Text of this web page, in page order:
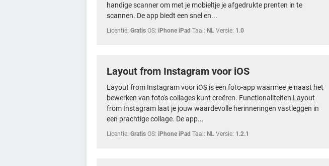
handige scanner om met je mobieltje je afgedrukte prenten in te
scannen. De app biedt een snel en...
Licentie: Gratis OS: iPhone iPad Taal: NL Versie: 1.0
Layout from Instagram voor iOS
Layout from Instagram voor iOS is een foto-app waarmee je naast het
bewerken van foto's collages kunt creëren. Functionaliteiten Layout
from Instagram laat je jouw waardevolle herinneringen vastleggen in
een prachtige collage. De app...
Licentie: Gratis OS: iPhone iPad Taal: NL Versie: 1.2.1